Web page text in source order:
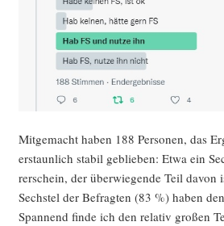
Mit­ge­macht haben 188 Per­so­nen, das
erstaun­lich sta­bil geblie­ben: Etwa ein
rer­schein, der über­wie­gen­de Teil davon
Sechs­tel der Befrag­ten (83 %) haben
Span­nend fin­de ich den rela­tiv gro­ßen